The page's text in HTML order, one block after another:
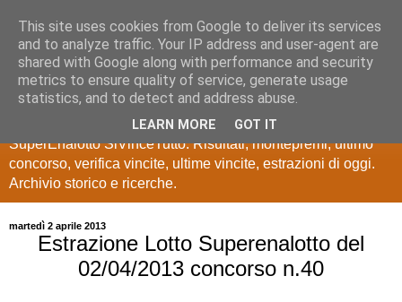
Estrazioni Lotto
SuperEnalotto
Ultime estrazioni di Lotto, SuperEnalotto, 10 e lotto,
SuperEnalotto SiVinceTutto. Risultati, montepremi, ultimo
concorso, verifica vincite, ultime vincite, estrazioni di oggi.
Archivio storico e ricerche.
martedì 2 aprile 2013
Estrazione Lotto Superenalotto del
02/04/2013 concorso n.40
This site uses cookies from Google to deliver its services
and to analyze traffic. Your IP address and user-agent are
shared with Google along with performance and security
metrics to ensure quality of service, generate usage
statistics, and to detect and address abuse.
LEARN MORE GOT IT